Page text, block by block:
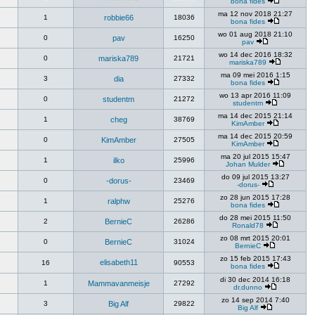
1 robbie66 18036
ma 12 nov 2018 21:27
bona fides
0 pav 16250
wo 01 aug 2018 21:10
pav
0 mariska789 21721
wo 14 dec 2016 18:32
mariska789
3 dia 27332
ma 09 mei 2016 1:15
bona fides
0 studentm 21272
wo 13 apr 2016 11:09
studentm
1 cheg 38769
ma 14 dec 2015 21:14
KimAmber
0 KimAmber 27505
ma 14 dec 2015 20:59
KimAmber
1 ilko 25996
ma 20 jul 2015 15:47
Johan Mulder
0 -dorus- 23469
do 09 jul 2015 13:27
-dorus-
1 ralphw 25276
zo 28 jun 2015 17:28
bona fides
2 BernieC 26286
do 28 mei 2015 11:50
Ronald78
0 BernieC 31024
zo 08 mrt 2015 20:01
BernieC
16 elisabeth11 90553
zo 15 feb 2015 17:43
bona fides
1 Mammavanmeisje 27292
di 30 dec 2014 16:18
dr.dunno
3 Big Alf 29822
zo 14 sep 2014 7:40
Big Alf